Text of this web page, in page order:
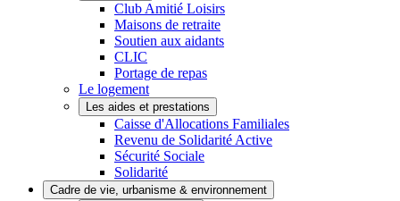
Club Amitié Loisirs
Maisons de retraite
Soutien aux aidants
CLIC
Portage de repas
Le logement
Les aides et prestations
Caisse d'Allocations Familiales
Revenu de Solidarité Active
Sécurité Sociale
Solidarité
Cadre de vie, urbanisme & environnement